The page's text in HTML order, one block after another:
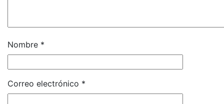
Nombre *
Correo electrónico *